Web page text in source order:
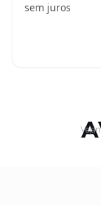
sem juros